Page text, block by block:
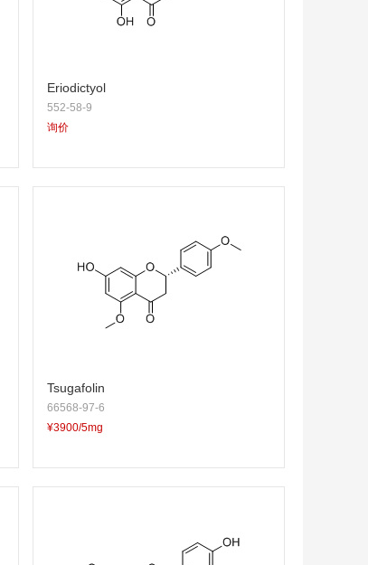
Eriodictyol
552-58-9
询价
Tsugafolin
66568-97-6
¥3900/5mg